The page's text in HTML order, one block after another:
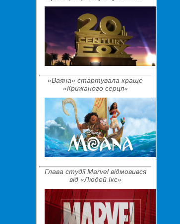
«Ваяна» стартувала краще
«Крижаного серця»
Глава студії Marvel відмовився
від «Людей Ікс»